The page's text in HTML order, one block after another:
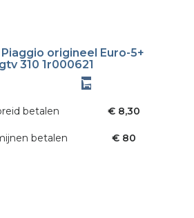
origineel Euro-5+
310 1r000621
betalen € 8,30
betalen € 80